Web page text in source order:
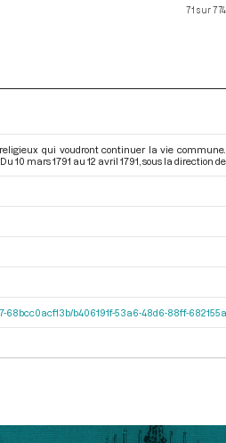
71 sur 774
qui voudront continuer la vie
10 mars 1791 au 12 avril 1791 , sous la direction
68bcc0acf13b/b406191f-53a6-48d6-88ff-